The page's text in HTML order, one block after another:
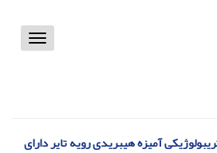
Toggle
آمیزه هیبریدی رویه تایر دارای